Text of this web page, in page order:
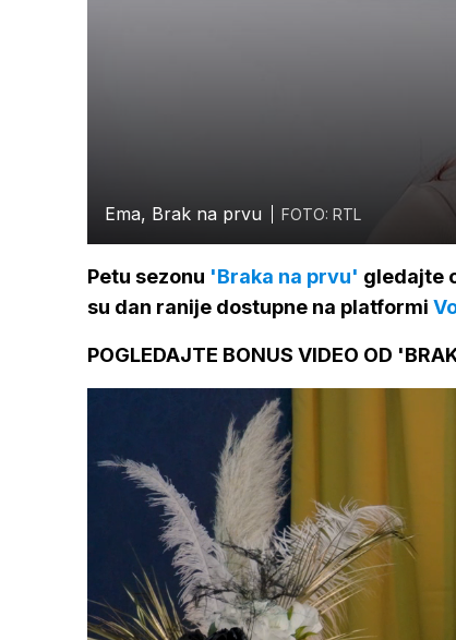
Ema, Brak na prvu FOTO: RTL
Petu sezonu 'Braka na prvu' gledajte
su dan ranije dostupne na platformi
POGLEDAJTE BONUS VIDEO OD